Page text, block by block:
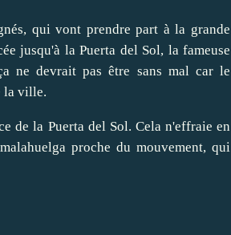
qui vont prendre part à la grande
jusqu'à la Puerta del Sol, la fameuse
ne devrait pas être sans mal car le
la ville.
de la Puerta del Sol. Cela n'effraie en
proche du mouvement, qui